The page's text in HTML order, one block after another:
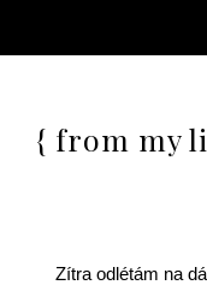
{ from my
Zítra odlétám na